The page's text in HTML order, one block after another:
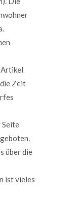
Zeit
Seite
über die
ist vieles